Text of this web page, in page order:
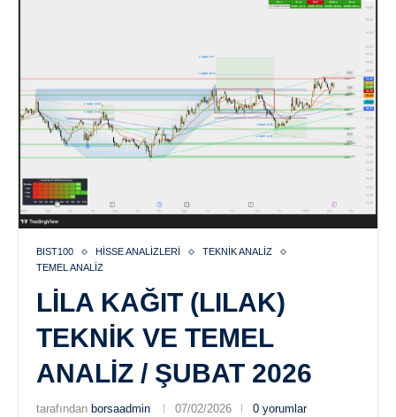
BIST100 HISSE ANALIZLERI
TEKNIK ANALIZ
TEMEL ANALIZ
LILA KAĞIT (LILAK)
TEKNIK VE TEMEL
ANALIZ / ŞUBAT 2026
tarafından borsaadmin 07/02/2026 0 yorumlar